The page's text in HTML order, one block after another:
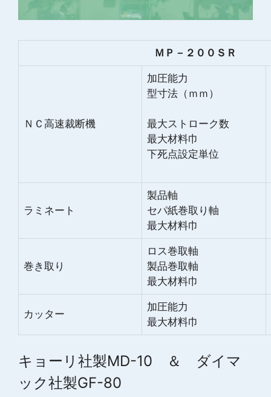
ＭＰ－２００ＳＲ
ＮＣ高速裁断機
加圧能力
型寸法（ｍｍ）
最大ストローク数
最大材料巾
下死点設定単位
ラミネート
製品軸
セパ紙巻取り軸
最大材料巾
巻き取り
ロス巻取軸
製品巻取軸
最大材料巾
カッター
加圧能力
最大材料巾
キョーリ社製MD-10 ＆ ダイマ
ック社製GF-80